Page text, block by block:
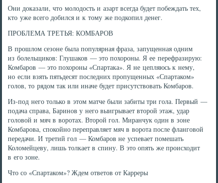
Они доказали, что молодость и азарт всегда будет побеждать тех,
кто уже всего добился и к тому же подкопил денег.
ПРОБЛЕМА ТРЕТЬЯ: КОМБАРОВ
В прошлом сезоне была популярная фраза, запущенная одним
из болельщиков: Глушаков — это похороны. Я ее перефразирую:
Комбаров — это похороны «Спартака». Я не цепляюсь к нему,
но если взять пятьдесят последних пропущенных «Спартаком»
голов, то рядом так или иначе будет присутствовать Комбаров.
Из-под него только в этом матче были забиты три гола. Первый —
подача справа, Баринов у него выигрывает второй этаж, удар
головой и мяч в воротах. Второй гол. Миранчук один в зоне
Комбарова, спокойно переправляет мяч в ворота после фланговой
передачи. И третий гол — Комбаров не успевает помешать
Коломейцеву, лишь толкает в спину. В это опять же происходит
в его зоне.
Что со «Спартаком»? Ждем ответов от Карреры